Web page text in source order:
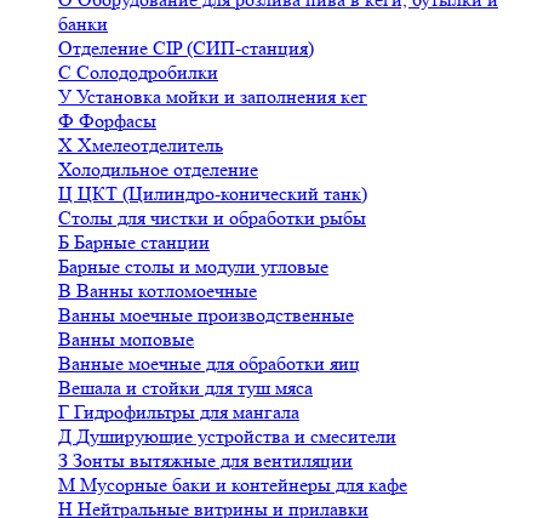
банки
Отделение CIP (СИП-станция)
С Солододробилки
У Установка мойки и заполнения кег
Ф Форфасы
Х Хмелеотделитель
Холодильное отделение
Ц ЦКТ (Цилиндро-конический танк)
Столы для чистки и обработки рыбы
Б Барные станции
Барные столы и модули угловые
В Ванны котломоечные
Ванны моечные производственные
Ванны моповые
Ванные моечные для обработки яиц
Вешала и стойки для туш мяса
Г Гидрофильтры для мангала
Д Душирующие устройства и смесители
З Зонты вытяжные для вентиляции
М Мусорные баки и контейнеры для кафе
Н Нейтральные витрины и прилавки